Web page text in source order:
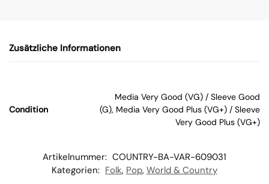
W
Zusätzliche Informationen
Condition
Media Very Good (VG) / Sleeve Good
(G), Media Very Good Plus (VG+) / Sleeve
Very Good Plus (VG+)
Artikelnummer: COUNTRY-BA-VAR-609031
Kategorien: Folk, Pop, World & Country